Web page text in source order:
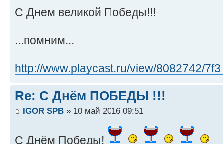
С Днем великой Победы!!!
...помним...
http://www.playcast.ru/view/8082742/
Re: С Днём ПОБЕДЫ !!!
IGOR SPB » 10 май 2016 09:51
С Днём Победы!